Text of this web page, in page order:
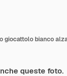
queste foto.